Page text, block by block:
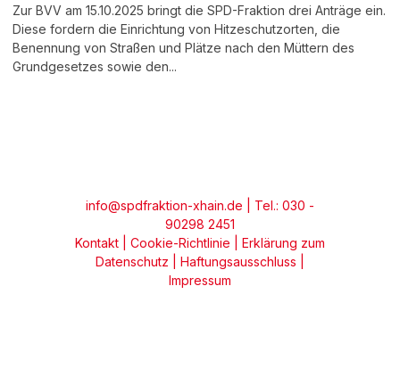
Zur BVV am 15.10.2025 bringt die SPD-Fraktion drei Anträge ein.
Diese fordern die Einrichtung von Hitzeschutzorten, die
Benennung von Straßen und Plätze nach den Müttern des
Grundgesetzes sowie den...
info@spdfraktion-xhain.de | Tel.: 030 -
90298 2451
Kontakt
Cookie-Richtlinie
Erklärung zum
Datenschutz
Haftungsausschluss
Impressum